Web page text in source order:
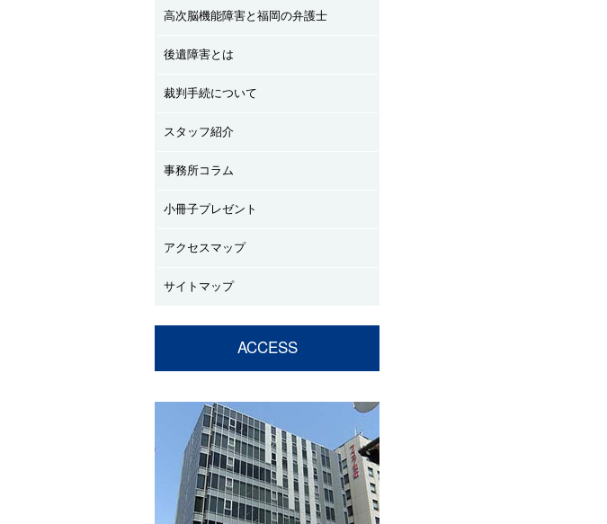
高次脳機能障害と福岡の弁護士
後遺障害とは
裁判手続について
スタッフ紹介
事務所コラム
小冊子プレゼント
アクセスマップ
サイトマップ
ACCESS